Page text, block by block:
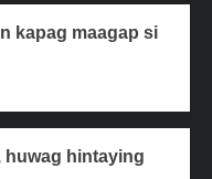
kapag maagap si
huwag hintaying